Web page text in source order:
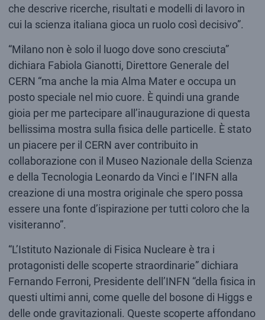
che descrive ricerche, risultati e modelli di lavoro in
cui la scienza italiana gioca un ruolo così decisivo”.
“Milano non è solo il luogo dove sono cresciuta”
dichiara Fabiola Gianotti, Direttore Generale del
CERN “ma anche la mia Alma Mater e occupa un
posto speciale nel mio cuore. È quindi una grande
gioia per me partecipare all’inaugurazione di questa
bellissima mostra sulla fisica delle particelle. È stato
un piacere per il CERN aver contribuito in
collaborazione con il Museo Nazionale della Scienza
e della Tecnologia Leonardo da Vinci e l’INFN alla
creazione di una mostra originale che spero possa
essere una fonte d’ispirazione per tutti coloro che la
visiteranno”.
“L’Istituto Nazionale di Fisica Nucleare è tra i
protagonisti delle scoperte straordinarie” dichiara
Fernando Ferroni, Presidente dell’INFN “della fisica in
questi ultimi anni, come quelle del bosone di Higgs e
delle onde gravitazionali. Queste scoperte affondano